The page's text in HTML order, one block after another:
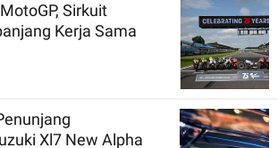
Sirkuit
Kerja Sama
Xl7 New Alpha